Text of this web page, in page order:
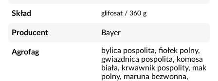
Skład glifosat / 360 g
Producent Bayer
Agrofag
bylica pospolita, fiołek polny,
gwiazdnica pospolita, komosa
biała, krwawnik pospolity, mak
polny, maruna bezwonna,